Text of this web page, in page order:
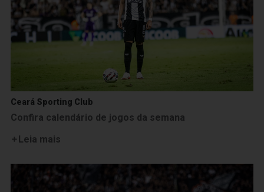
Ceará Sporting Club
Confira calendário de jogos da semana
Leia mais